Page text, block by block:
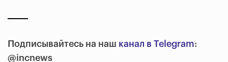
Подписывайтесь на наш канал в Telegram:
@incnews